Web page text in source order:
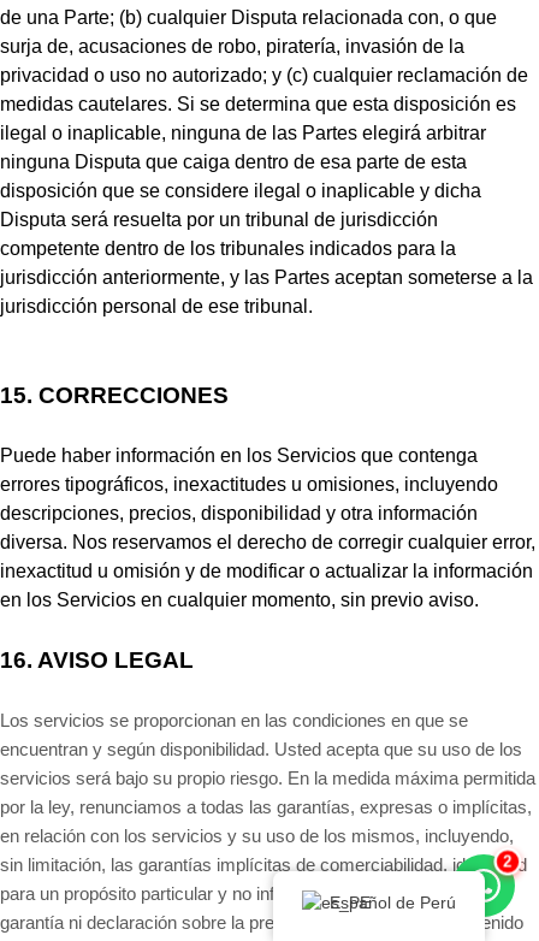
de una Parte; (b) cualquier Disputa relacionada con, o que
surja de, acusaciones de robo, piratería, invasión de la
privacidad o uso no autorizado; y (c) cualquier reclamación de
medidas cautelares. Si se determina que esta disposición es
ilegal o inaplicable, ninguna de las Partes elegirá arbitrar
ninguna Disputa que caiga dentro de esa parte de esta
disposición que se considere ilegal o inaplicable y dicha
Disputa será resuelta por un tribunal de jurisdicción
competente dentro de los tribunales indicados para la
jurisdicción anteriormente, y las Partes aceptan someterse a la
jurisdicción personal de ese tribunal.
15. CORRECCIONES
Puede haber información en los Servicios que contenga
errores tipográficos, inexactitudes u omisiones, incluyendo
descripciones, precios, disponibilidad y otra información
diversa. Nos reservamos el derecho de corregir cualquier error,
inexactitud u omisión y de modificar o actualizar la información
en los Servicios en cualquier momento, sin previo aviso.
16. AVISO LEGAL
Los servicios se proporcionan en las condiciones en que se
encuentran y según disponibilidad. Usted acepta que su uso de los
servicios será bajo su propio riesgo. En la medida máxima permitida
por la ley, renunciamos a todas las garantías, expresas o implícitas,
en relación con los servicios y su uso de los mismos, incluyendo,
sin limitación, las garantías implícitas de comerciabilidad, idoneidad
para un propósito particular y no infracción. No hacemos ninguna
garantía ni declaración sobre la precisión o integridad del contenido
2
Español de Perú